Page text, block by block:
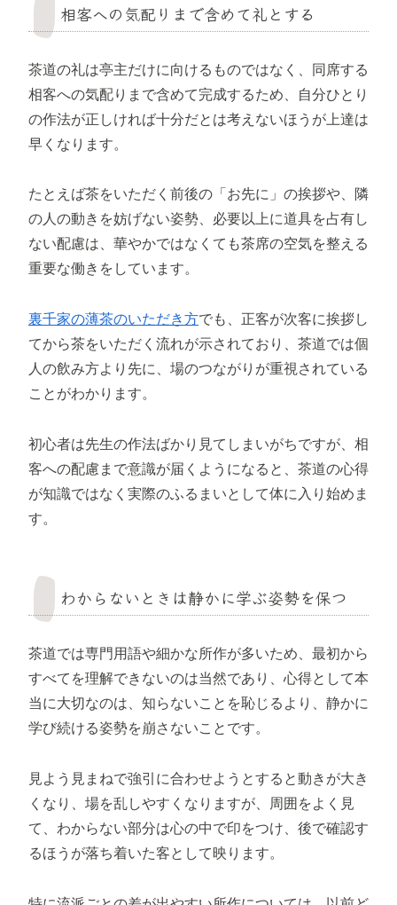
相客への気配りまで含めて礼とする
茶道の礼は亭主だけに向けるものではなく、同席する
相客への気配りまで含めて完成するため、自分ひとり
の作法が正しければ十分だとは考えないほうが上達は
早くなります。
たとえば茶をいただく前後の「お先に」の挨拶や、隣
の人の動きを妨げない姿勢、必要以上に道具を占有し
ない配慮は、華やかではなくても茶席の空気を整える
重要な働きをしています。
裏千家の薄茶のいただき方でも、正客が次客に挨拶し
てから茶をいただく流れが示されており、茶道では個
人の飲み方より先に、場のつながりが重視されている
ことがわかります。
初心者は先生の作法ばかり見てしまいがちですが、相
客への配慮まで意識が届くようになると、茶道の心得
が知識ではなく実際のふるまいとして体に入り始めま
す。
わからないときは静かに学ぶ姿勢を保つ
茶道では専門用語や細かな所作が多いため、最初から
すべてを理解できないのは当然であり、心得として本
当に大切なのは、知らないことを恥じるより、静かに
学び続ける姿勢を崩さないことです。
見よう見まねで強引に合わせようとすると動きが大き
くなり、場を乱しやすくなりますが、周囲をよく見
て、わからない部分は心の中で印をつけ、後で確認す
るほうが落ち着いた客として映ります。